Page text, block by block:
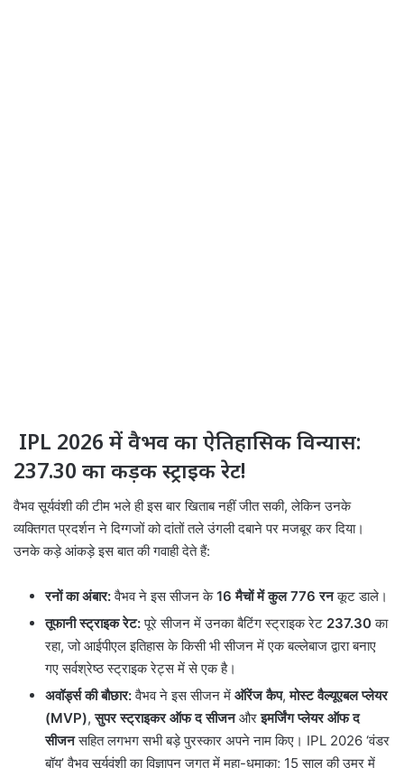
IPL 2026 में वैभव का ऐतिहासिक विन्यास:
237.30 का कड़क स्ट्राइक रेट!
वैभव सूर्यवंशी की टीम भले ही इस बार खिताब नहीं जीत सकी, लेकिन उनके
व्यक्तिगत प्रदर्शन ने दिग्गजों को दांतों तले उंगली दबाने पर मजबूर कर दिया।
उनके कड़े आंकड़े इस बात की गवाही देते हैं:
रनों का अंबार:वैभव ने इस सीजन के16 मैचों में कुल 776 रनकूट डाले।
तूफानी स्ट्राइक रेट:पूरे सीजन में उनका बैटिंग स्ट्राइक रेट 237.30का
रहा, जो आईपीएल इतिहास के किसी भी सीजन में एक बल्लेबाज द्वारा बनाए
गए सर्वश्रेष्ठ स्ट्राइक रेट्स में से एक है।
अवॉर्ड्स की बौछार:वैभव ने इस सीजन में ऑरेंज कैप,मोस्ट वैल्यूएबल प्लेयर
(MVP),सुपर स्ट्राइकर ऑफ द सीजनऔरइमर्जिंग प्लेयर ऑफ द
सीजनसहित लगभग सभी बड़े पुरस्कार अपने नाम किए। IPL 2026 ‘वंडर
बॉय’ वैभव सूर्यवंशी का विज्ञापन जगत में महा-धमाका; 15 साल की उम्र में